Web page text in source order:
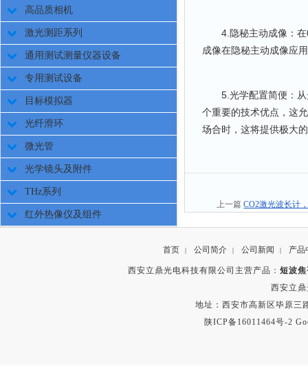
高品质相机
激光测距系列
通用测试测量仪器设备
专用测试设备
目标模拟器
光纤滑环
微光管
光学镜头及附件
THz系列
红外热像仪及组件
4.隐秘主动成像：在
成像在隐秘主动成像应
5.光学配置简便：从
个重要的技术优点，这
场合时，这将提供极大
上一篇CO2激光波长计
首页 | 公司简介 | 公司新闻 | 产品
西安立鼎光电科技有限公司主营产品： 短波
西安立
地址：西安市高新区毕原三
陕ICP备16011464号-2